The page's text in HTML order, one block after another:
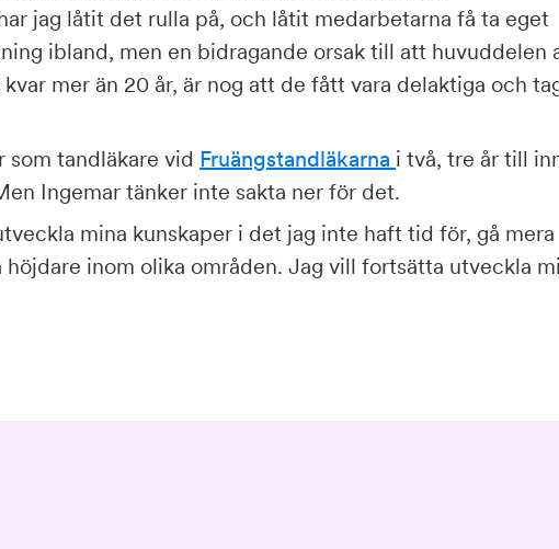
jag låtit det rulla på, och låtit medarbetarna få ta eget
ibland, men en bidragande orsak till att huvuddelen
mer än 20 år, är nog att de fått vara delaktiga och
som tandläkare vid Fruängstandläkarna i två, tre år till
Ingemar tänker inte sakta ner för det.
mina kunskaper i det jag inte haft tid för, gå mera
höjdare inom olika områden. Jag vill fortsätta utveckla